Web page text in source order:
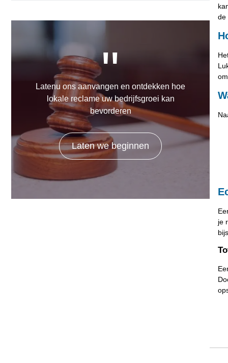
de
je
"
Latenu ons aanvangen en ontdekken hoe
lokale reclame uw bedrijfsgroei kan
bevorderen
Laten we beginnen